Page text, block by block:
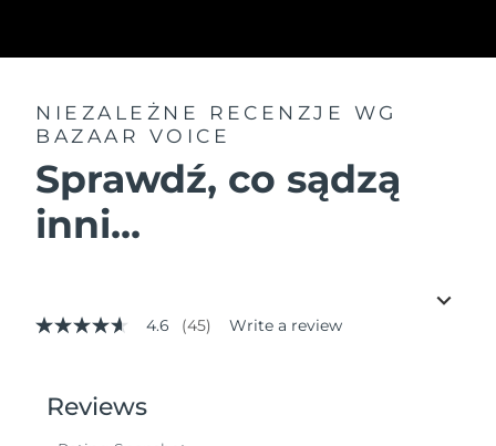
NIEZALEŻNE RECENZJE
WG
BAZAAR VOICE
Sprawdź, co sądzą
inni...
4.6
stars,
average
4.6 (45) Write a review